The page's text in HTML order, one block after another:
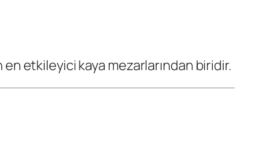
etkileyici kaya mezarlarından biridir.